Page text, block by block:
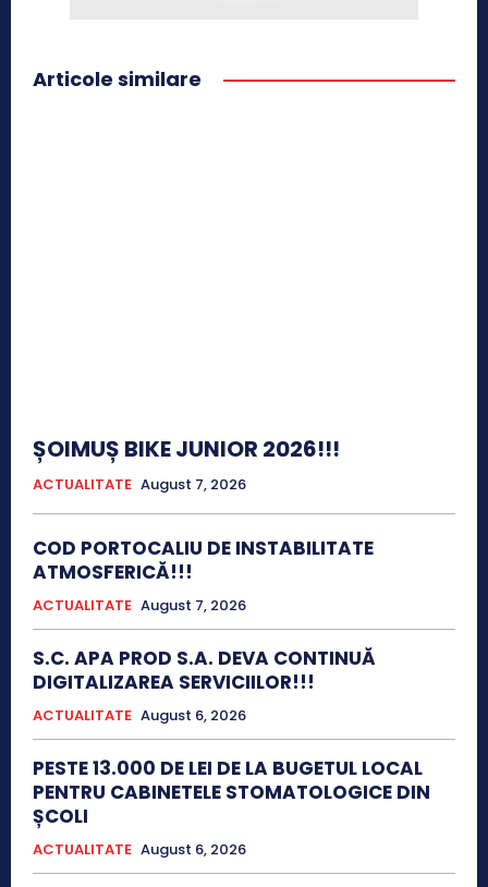
Articole similare
ȘOIMUȘ BIKE JUNIOR 2026!!!
ACTUALITATE August 7, 2026
COD PORTOCALIU DE INSTABILITATE
ATMOSFERICĂ!!!
ACTUALITATE August 7, 2026
S.C. APA PROD S.A. DEVA CONTINUĂ
DIGITALIZAREA SERVICIILOR!!!
ACTUALITATE August 6, 2026
PESTE 13.000 DE LEI DE LA BUGETUL LOCAL
PENTRU CABINETELE STOMATOLOGICE DIN
ȘCOLI
ACTUALITATE August 6, 2026